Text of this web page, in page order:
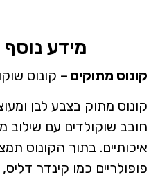
מידע
קונוס מתוקים – קונוס
קונוס מתוק בצבע לבן
חובב שוקולדים עם שילוב
איכותיים. בתוך הקונוס
פופולריים כמו קינדר